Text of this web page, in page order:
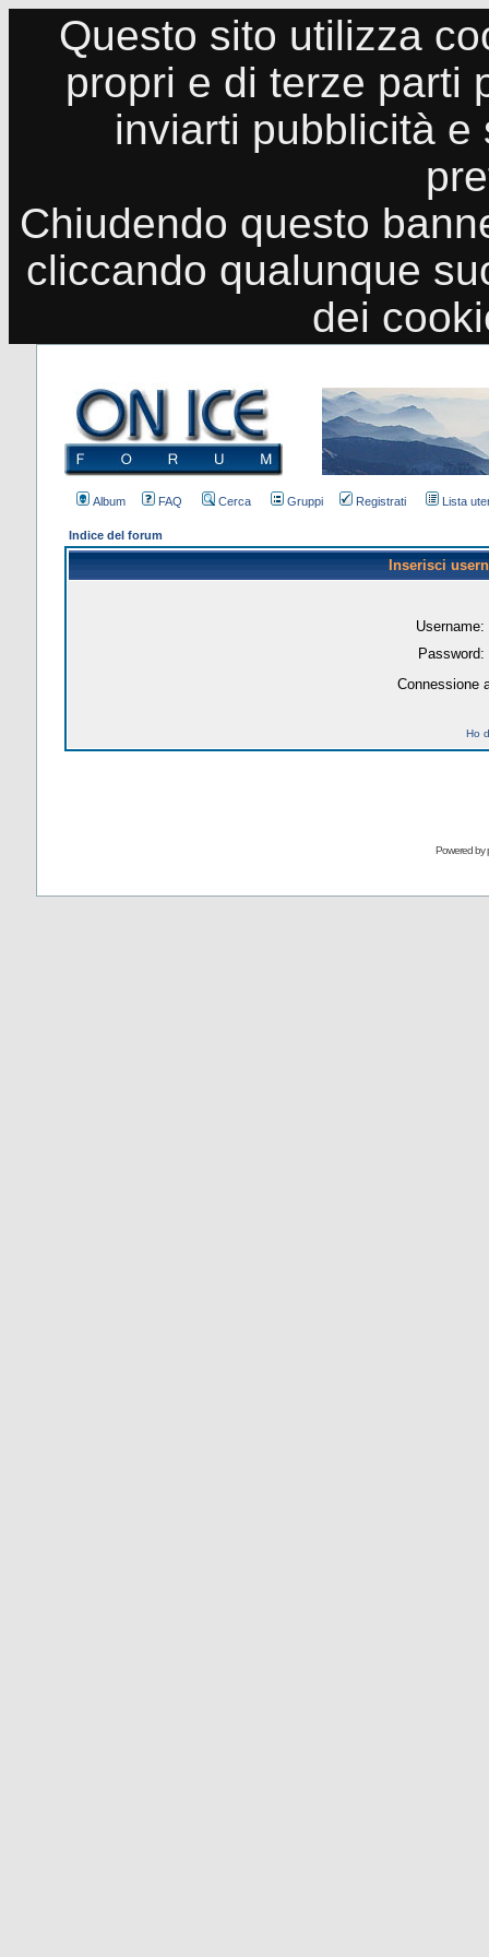
Questo sito utilizza
propri e di terze parti
inviarti pubblicità
Chiudendo questo
cliccando qualunque
dei
Album FAQ Cerca Gruppi Registrati Lista
Indice del forum
Inserisci
Username:
Password:
Connessione
Ho
Powered by